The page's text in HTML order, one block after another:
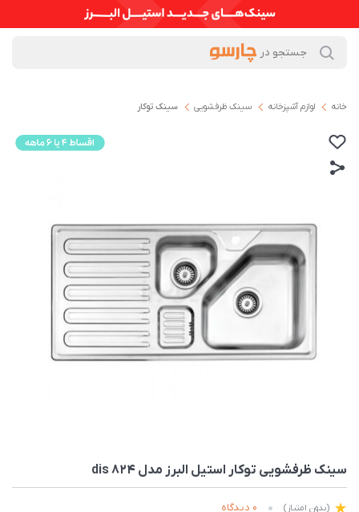
خانه لوازم آشپزخانه سینک ظرفشویی سینک توکار
سينک ظرفشویی توکار استیل البرز مدل 824 dis
(بدون امتیاز) 0 دیدگاه